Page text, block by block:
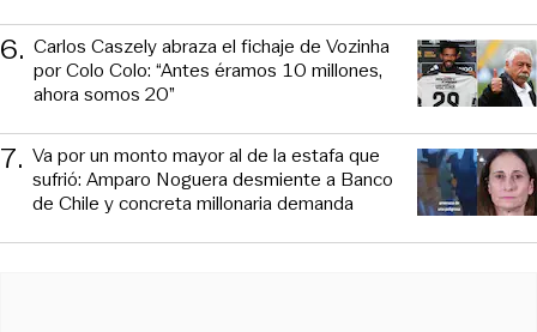
6. Carlos Caszely abraza el fichaje de Vozinha
por Colo Colo: “Antes éramos 10 millones,
ahora somos 20”
7. Va por un monto mayor al de la estafa que
sufrió: Amparo Noguera desmiente a Banco
de Chile y concreta millonaria demanda